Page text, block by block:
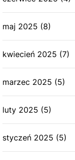
maj 2025 (8)
kwiecień 2025 (7)
marzec 2025 (5)
luty 2025 (5)
styczeń 2025 (5)